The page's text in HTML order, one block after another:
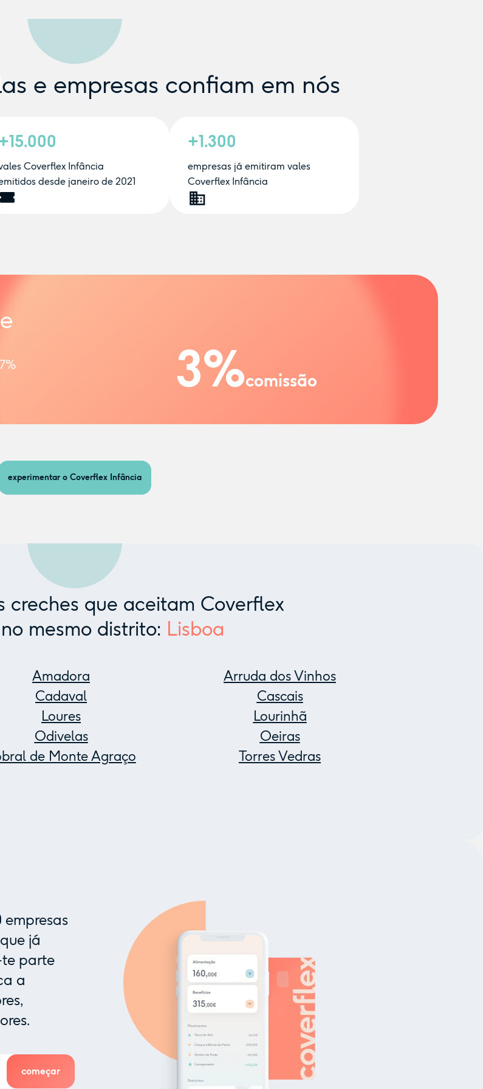
e empresas confiam em nós
Coverflex Infância
desde janeiro de 2021
+1.300
empresas já emitiram vales
Coverflex Infância
3%comissão
experimentar o Coverflex Infância
creches que aceitam Coverflex
mesmo distrito: Lisboa
Amadora
Arruda dos Vinhos
Cadaval
Cascais
Loures
Lourinhã
Odivelas
Oeiras
de Monte Agraço
Torres Vedras
empresas
já
parte
a